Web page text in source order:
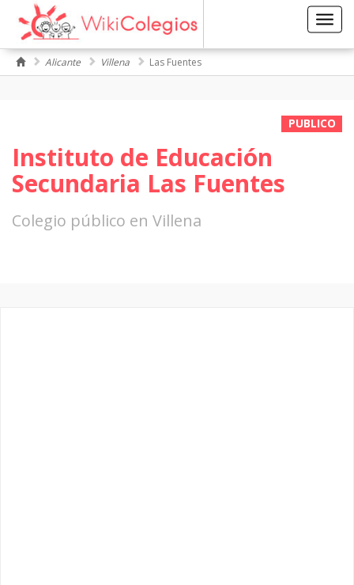
Alicante Villena Las Fuentes
PUBLICO
Instituto de Educación
Secundaria Las Fuentes
Colegio público en Villena